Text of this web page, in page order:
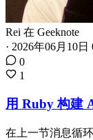
Rei 在 Geeknote
· 2026年06月10日
0
1
用 Ruby 构建
在上一节消息循